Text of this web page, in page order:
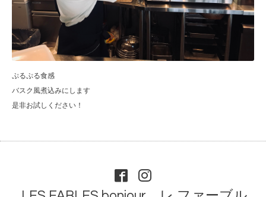
ぷるぷる食感
バスク風煮込みにします
是非お試しください！